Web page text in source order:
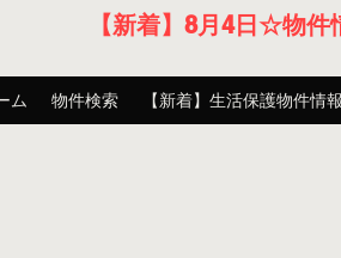
【新着】8月4日 ☆物件
ム 物件検索 【新着】生活保護物件情報